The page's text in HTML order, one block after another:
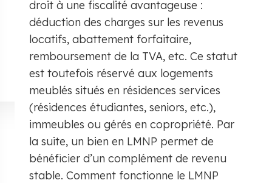
droit à une fiscalité avantageuse :
déduction des charges sur les revenus
locatifs, abattement forfaitaire,
remboursement de la TVA, etc. Ce statut
est toutefois réservé aux logements
meublés situés en résidences services
(résidences étudiantes, seniors, etc.),
immeubles ou gérés en copropriété. Par
la suite, un bien en LMNP permet de
bénéficier d’un complément de revenu
stable. Comment fonctionne le LMNP